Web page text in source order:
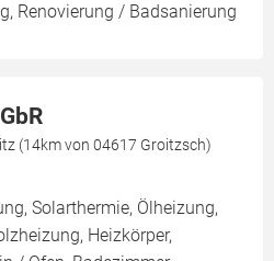
Renovierung / Badsanierung
(14km von 04617 Groitzsch)
Solarthermie, Ölheizung,
Heizkörper,